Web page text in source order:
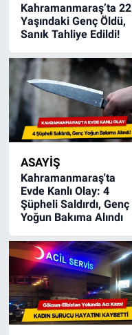
Kahramanmaraş’ta 22
Yaşındaki Genç Öldü,
Sanık Tahliye Edildi!
ASAYİŞ
Kahramanmaraş'ta
Evde Kanlı Olay: 4
Şüpheli Saldırdı, Genç
Yoğun Bakıma Alındı